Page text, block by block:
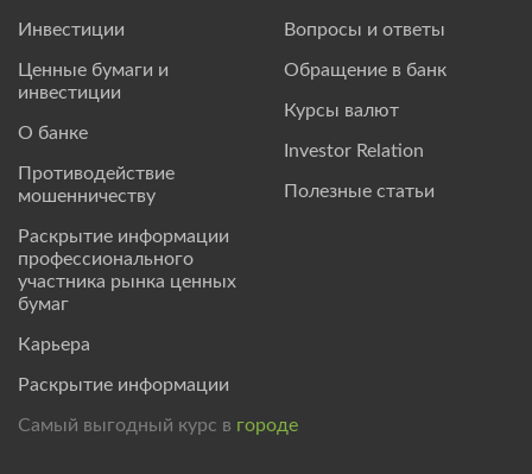
Инвестиции
Ценные бумаги и
инвестиции
О банке
Противодействие
мошенничеству
Раскрытие информации
профессионального
участника рынка ценных
бумаг
Карьера
Раскрытие информации
Вопросы и ответы
Обращение в банк
Курсы валют
Investor Relation
Полезные статьи
Самый выгодный курс в городе